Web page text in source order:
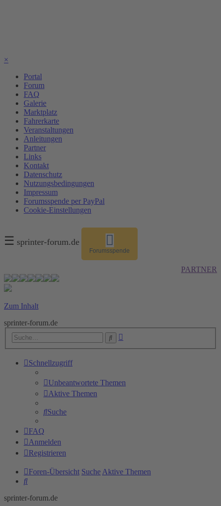
×
Portal
Forum
FAQ
Galerie
Marktplatz
Fahrerkarte
Veranstaltungen
Anleitungen
Partner
Links
Kontakt
Datenschutz
Nutzungsbedingungen
Impressum
Forumsspende per PayPal
Cookie-Einstellungen
☰ sprinter-forum.de
Forumsspende
PARTNER
Zum Inhalt
sprinter-forum.de
Suche
Schnellzugriff
Unbeantwortete Themen
Aktive Themen
Suche
FAQ
Anmelden
Registrieren
Foren-Übersicht Suche Aktive Themen
Suche
sprinter-forum.de